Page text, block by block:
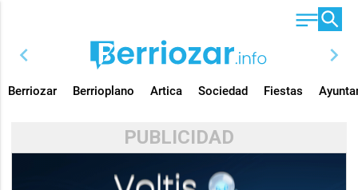
chevron_left chevron_right
Berriozar Berrioplano Artica Sociedad Fiestas
PUBLICIDAD